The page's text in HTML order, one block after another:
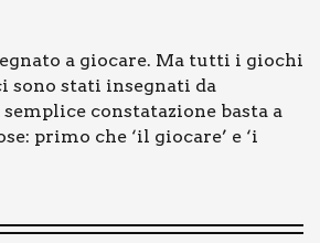
a giocare. Ma tutti i giochi
sono stati insegnati da
constatazione basta a
primo che ‘il giocare’ e ‘i